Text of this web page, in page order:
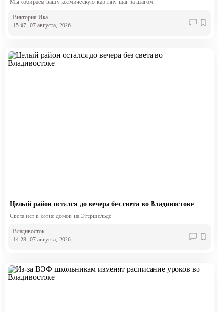
Мы собираем вашу космическую картину шаг за шагом.
Виктория Ива
15:07, 07 августа, 2026
Целый район остался до вечера без света во Владивостоке
Света нет в сотне домов на Эгершельде
Владивосток
14:28, 07 августа, 2026